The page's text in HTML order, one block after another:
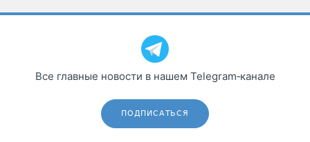
Все главные новости в нашем Telegram‑канале
ПОДПИСАТЬСЯ